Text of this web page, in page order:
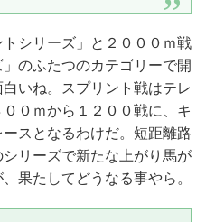
シリーズ」と２０００ｍ戦
のふたつのカテゴリーで開
いね。スプリント戦はテレ
０ｍから１２００戦に、キ
スとなるわけだ。短距離路
リーズで新たな上がり馬が
果たしてどうなる事やら。